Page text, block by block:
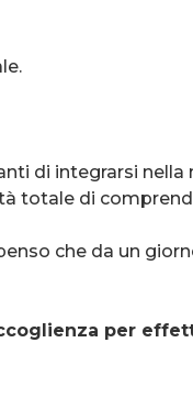
di integrarsi
totale di
che da un
per